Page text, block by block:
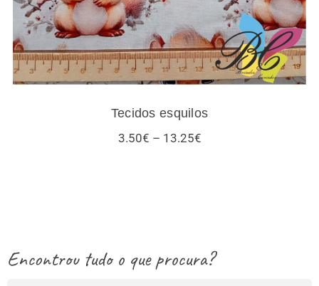
Tecidos esquilos
3.50€ – 13.25€Price
Encontrou tudo o que procura?